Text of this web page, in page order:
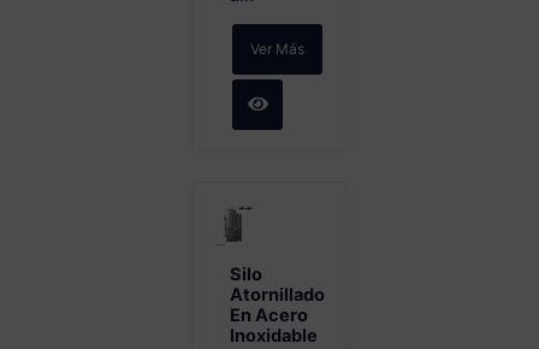
Ver Más
Silo
Atornillado
En Acero
Inoxidable